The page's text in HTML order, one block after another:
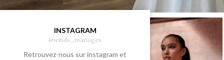
INSTAGRAM
@winds_mariages
Retrouvez-nous sur instagram et